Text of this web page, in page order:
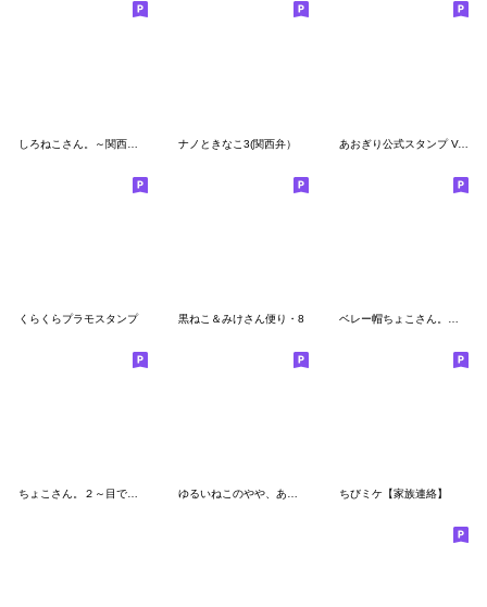
ナノときなこ3(関西弁） あおぎり公式スタンプ Vol.2 ※再販です
くらくらプラモスタンプ 黒ねこ＆みけさん便り・8
ちょこさん。２～目で気づかう猫～ ゆるいねこのやや、あおってるすたんぷ ちびミケ【家族連絡】